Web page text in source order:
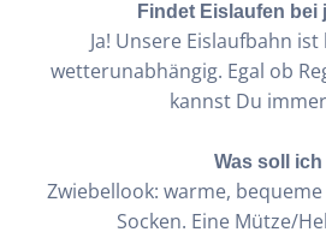
Findet Eislaufen bei
Ja! Unsere Eislaufbahn
wetterunabhängig. Egal ob
kannst Du
Was soll
Zwiebellook: warme,
Socken. Eine Mütze/